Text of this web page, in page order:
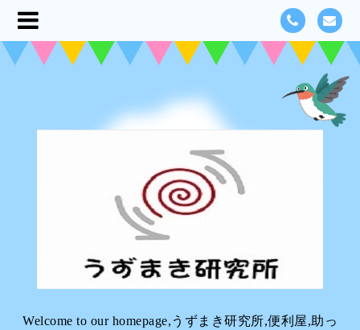
Welcome to our homepage,うずまき研究所,便利屋,助っ